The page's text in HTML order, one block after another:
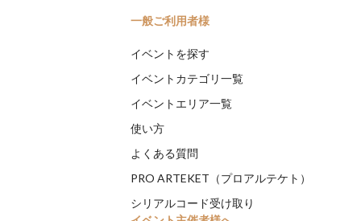
一般ご利用者様
イベントを探す
イベントカテゴリ一覧
イベントエリア一覧
使い方
よくある質問
PRO ARTEKET（プロアルテケト）
シリアルコード受け取り